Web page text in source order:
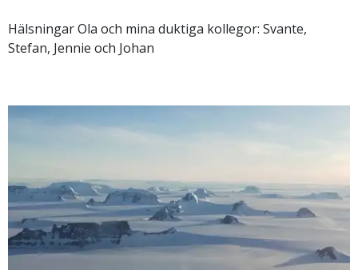
Hälsningar Ola och mina duktiga kollegor: Svante,
Stefan, Jennie och Johan